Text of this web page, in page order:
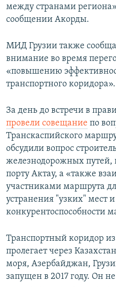
между странами
сообщении Акорды.
МИД Грузии также
внимание во время
«повышению
транспортного коридора».
За день до встречи в
провели совещание по
Транскаспийского
обсудили вопрос
железнодорожных путей,
порту Актау, а «также
участниками маршрута
устранения "узких" мест
конкурентоспособности
Транспортный коридор
пролегает через
моря, Азербайджан,
запущен в 2017 году. Он